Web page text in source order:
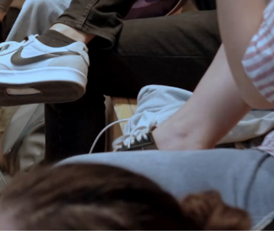
Servizi e
Contatti